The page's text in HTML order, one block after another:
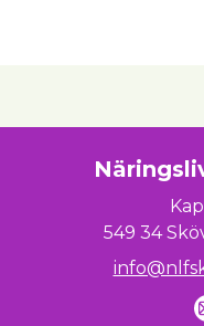
549 34